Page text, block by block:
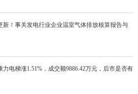
新！事关发电行业企业温室气体排放核算报告与
力电梯涨1.51%，成交额9886.42万元，后市是否有